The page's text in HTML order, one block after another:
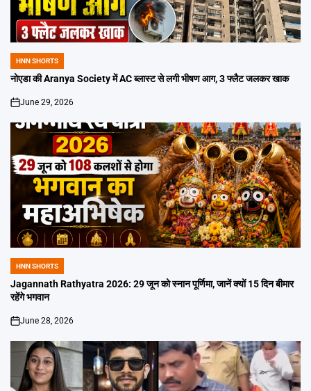
POSTED
IN
HNN SHORTS
नोएडा की Aranya Society में AC ब्लास्ट से लगी भीषण आग, 3 फ्लैट जलकर खाक
on
June 29, 2026
POSTED
IN
HNN SHORTS
Jagannath Rathyatra 2026: 29 जून को स्नान पूर्णिमा, जानें क्यों 15 दिन बीमार
रहेंगे भगवान
on
June 28, 2026